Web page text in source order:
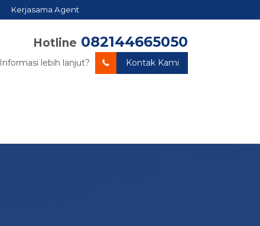
Kerjasama Agent
Hotline 082144665050
Informasi lebih lanjut? Kontak Kami